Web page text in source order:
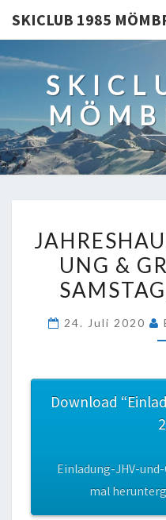
SKICLUB 1985
UNG &
24. Juli 2020
Download
Einladung-JHV-
mal